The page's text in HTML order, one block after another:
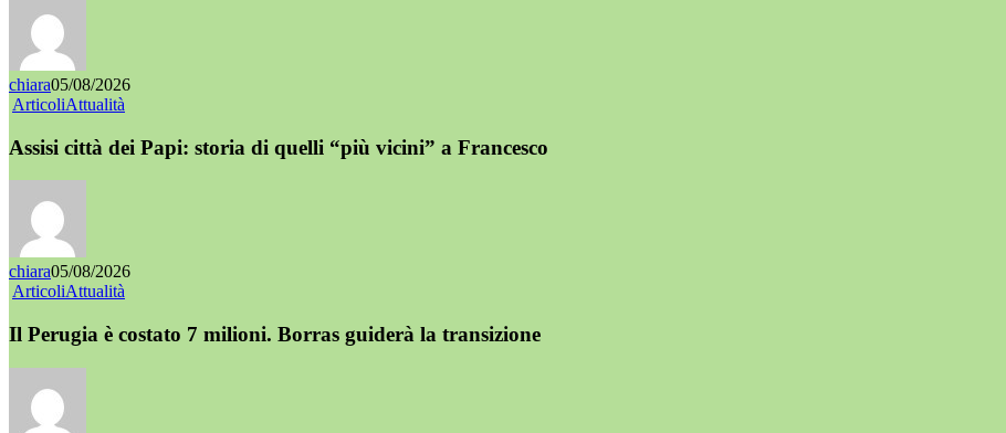
chiara05/08/2026
ArticoliAttualità
Assisi città dei Papi: storia di quelli “più vicini” a Francesco
chiara05/08/2026
ArticoliAttualità
Il Perugia è costato 7 milioni. Borras guiderà la transizione